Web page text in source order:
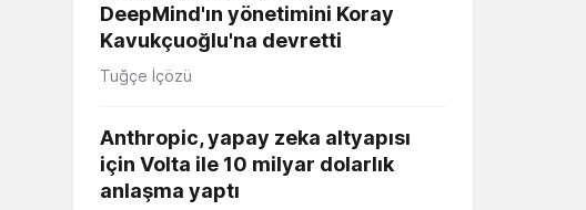
DeepMind'ın yönetimini Koray
Kavukçuoğlu'na devretti
Tuğçe İçözü
Anthropic, yapay zeka altyapısı
için Volta ile 10 milyar dolarlık
anlaşma yaptı